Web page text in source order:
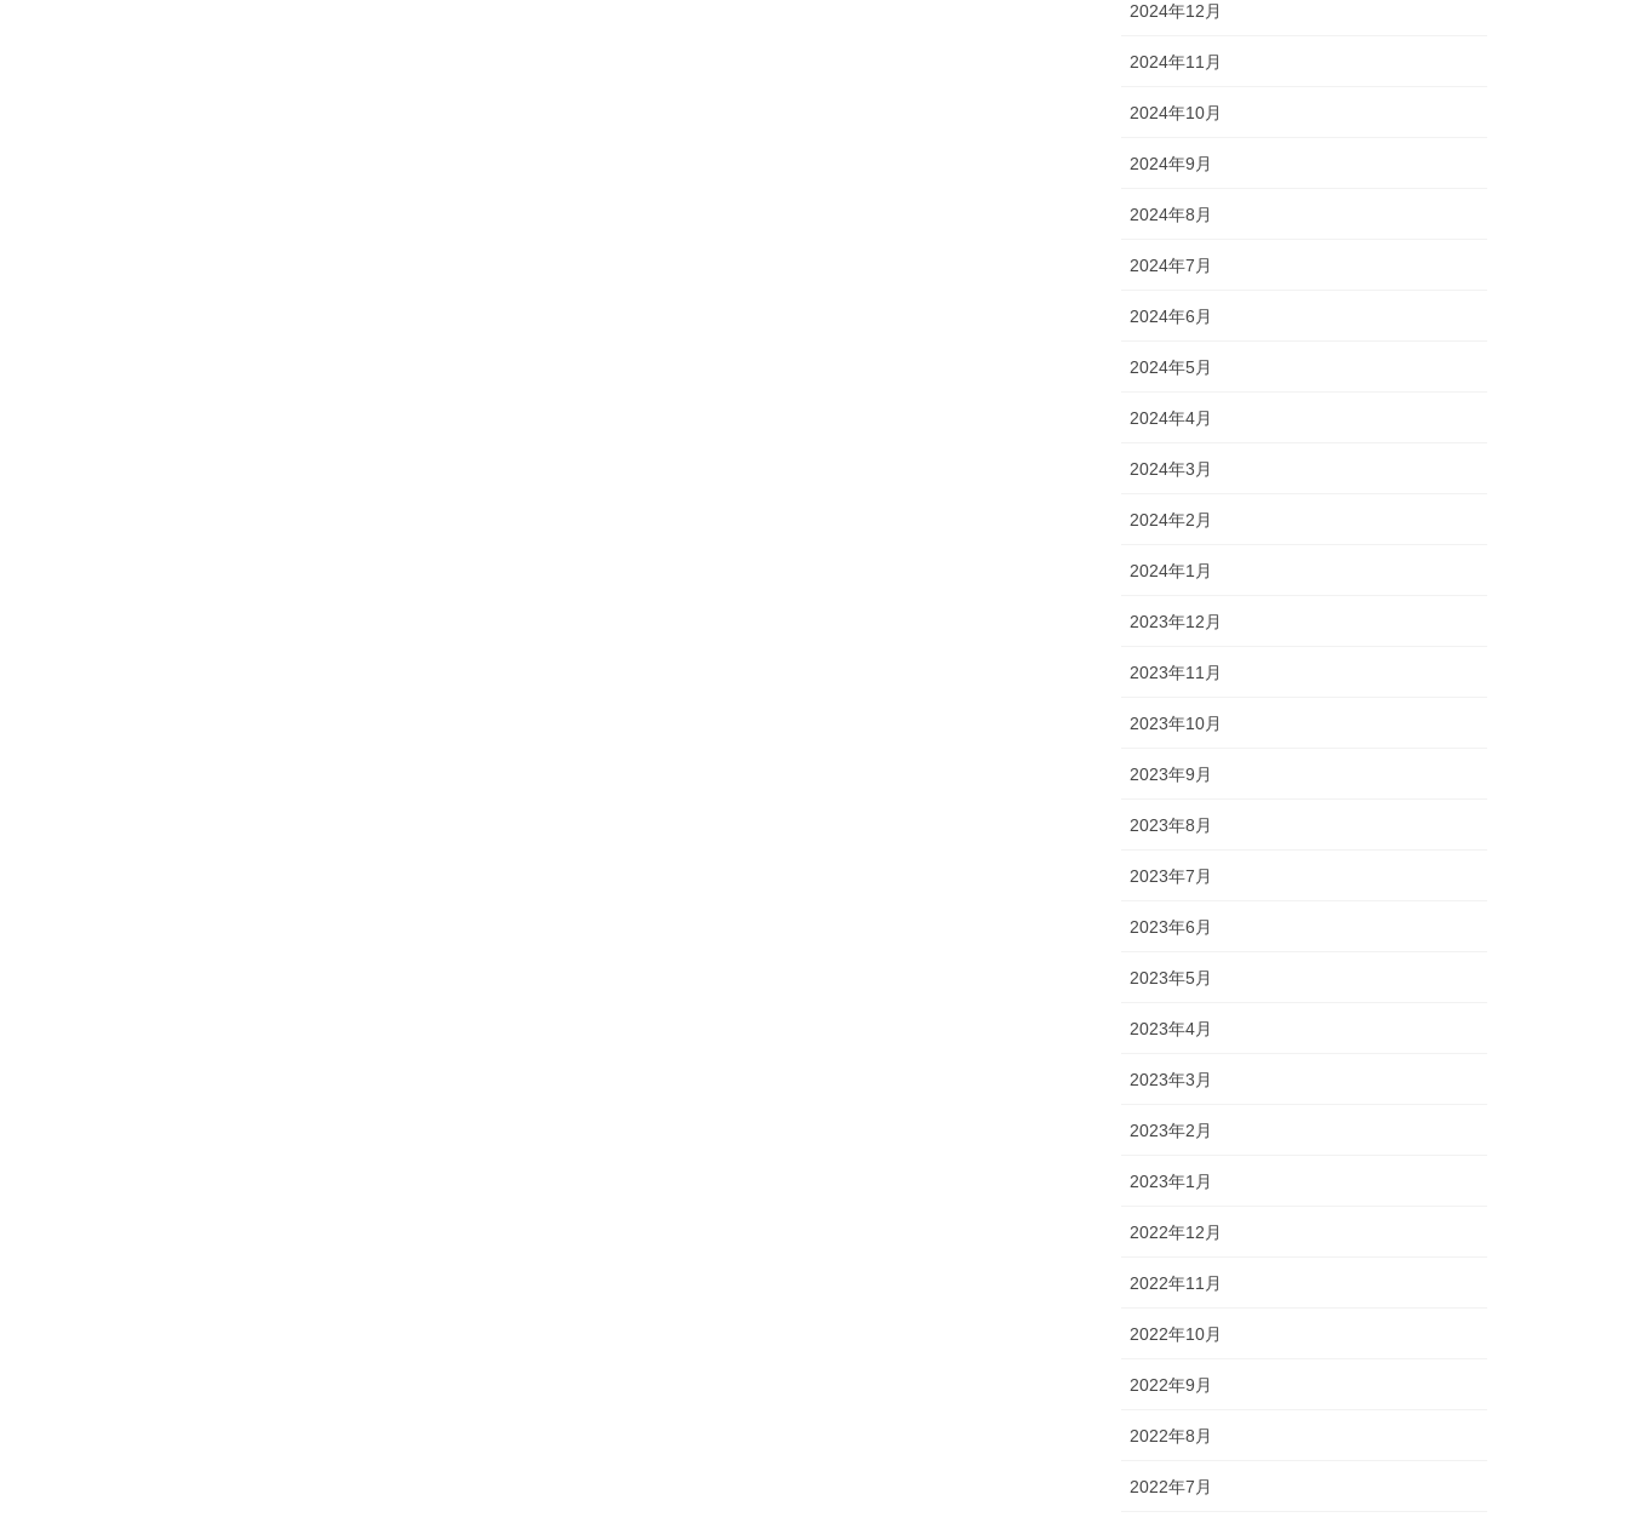
2024年12月
2024年11月
2024年10月
2024年9月
2024年8月
2024年7月
2024年6月
2024年5月
2024年4月
2024年3月
2024年2月
2024年1月
2023年12月
2023年11月
2023年10月
2023年9月
2023年8月
2023年7月
2023年6月
2023年5月
2023年4月
2023年3月
2023年2月
2023年1月
2022年12月
2022年11月
2022年10月
2022年9月
2022年8月
2022年7月